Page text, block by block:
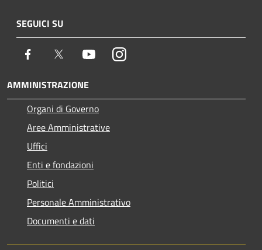
SEGUICI SU
Facebook Twitter YoutubeInstagram
AMMINISTRAZIONE
Organi di Governo
Aree Amministrative
Uffici
Enti e fondazioni
Politici
Personale Amministrativo
Documenti e dati